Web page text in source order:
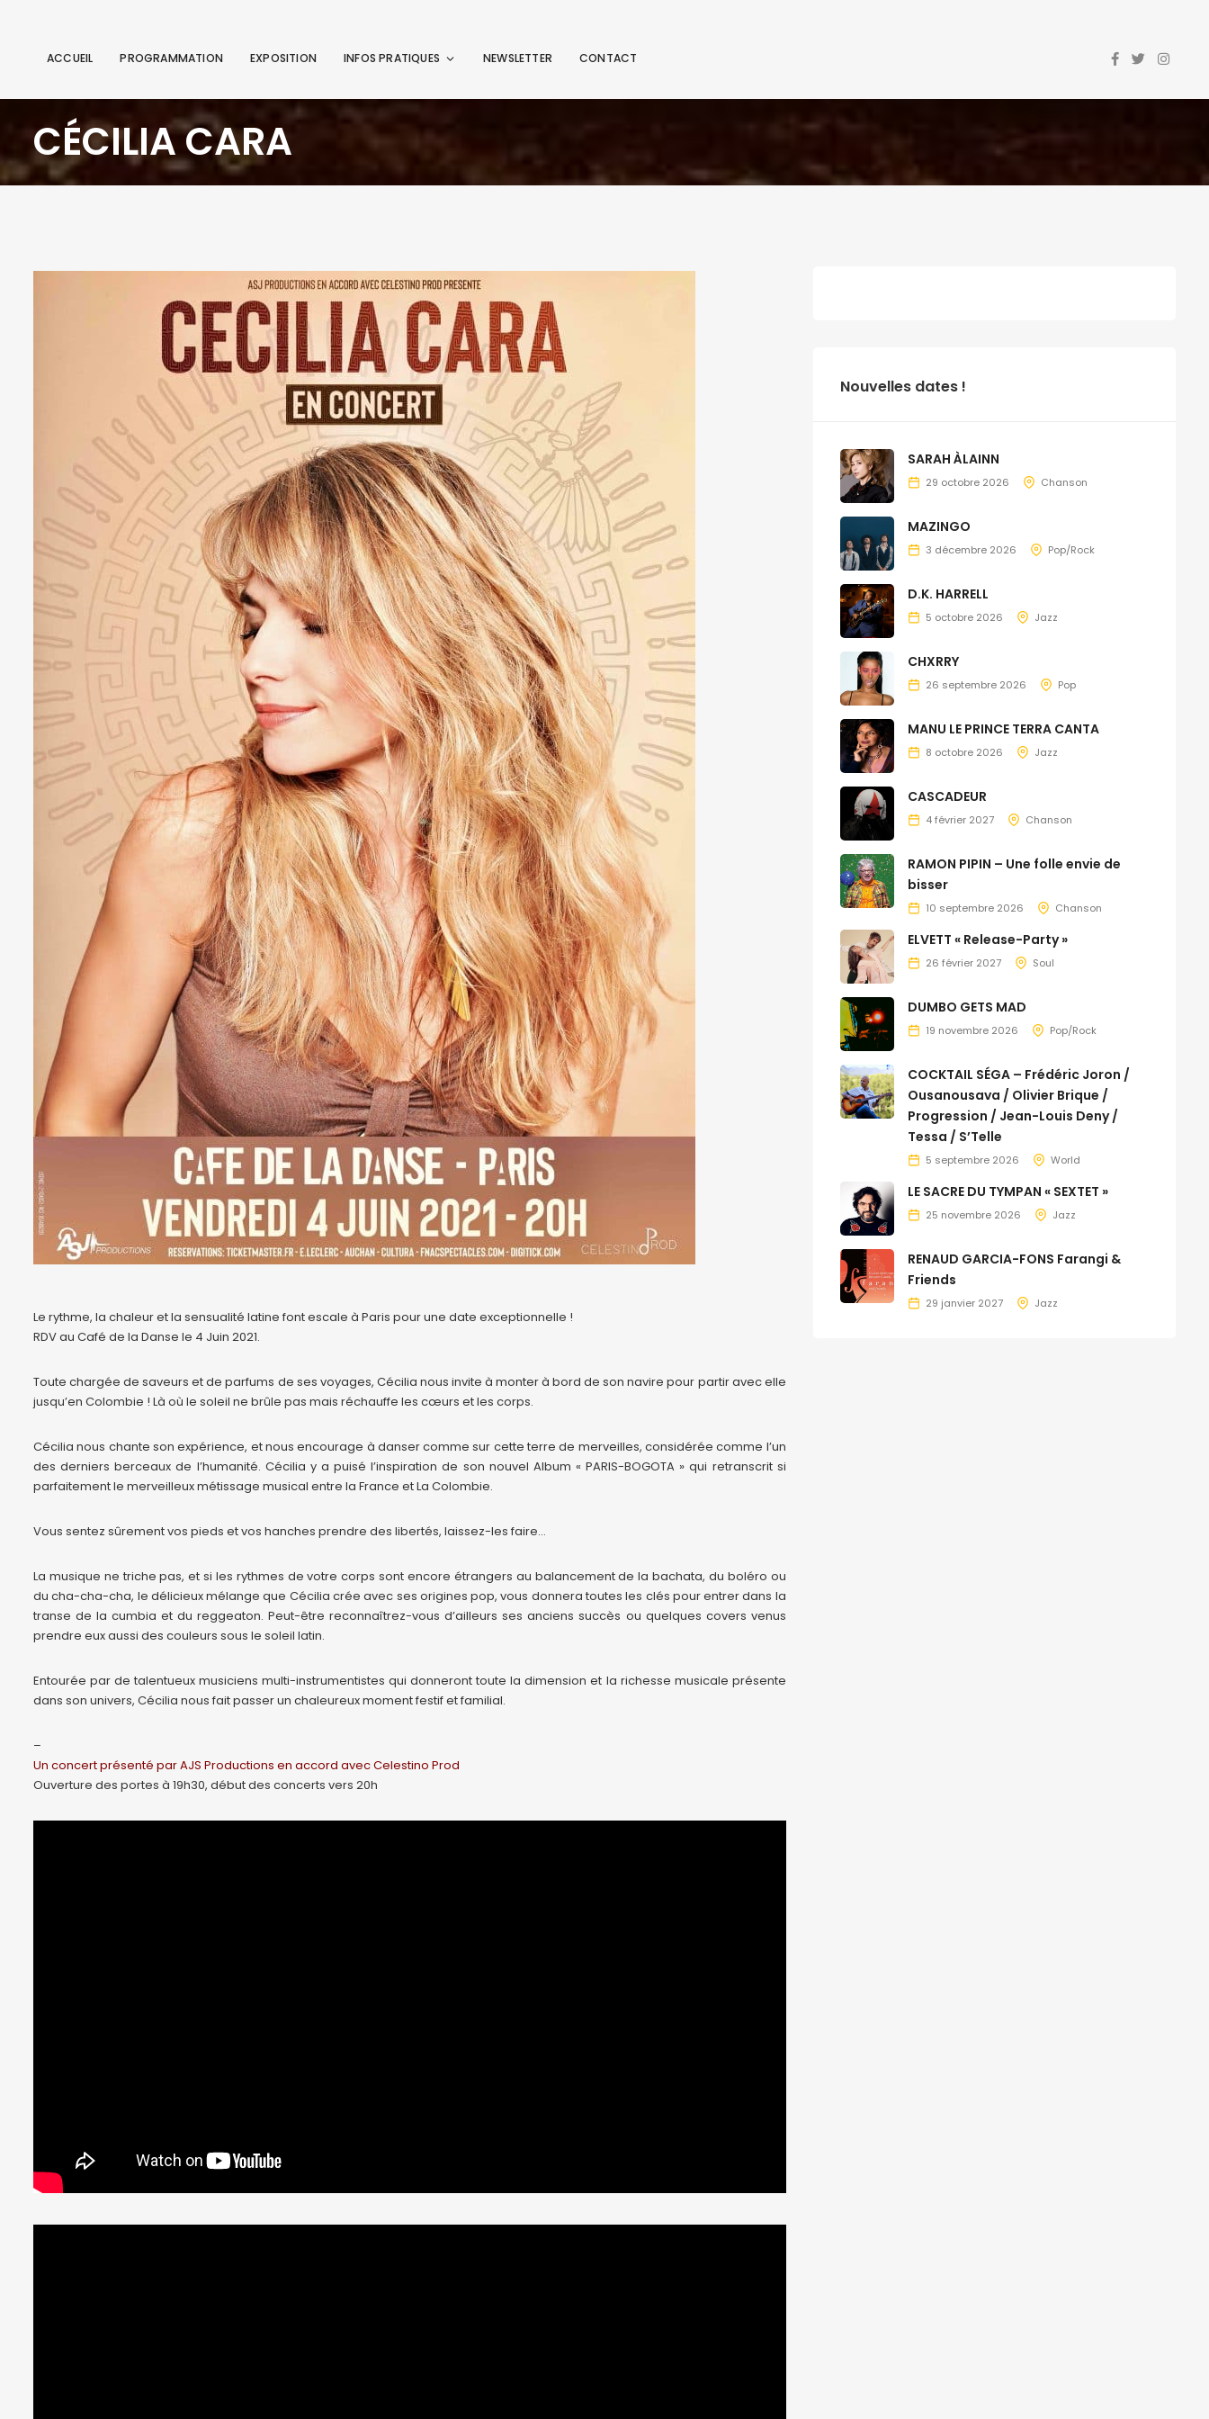
ACCUEIL PROGRAMMATION EXPOSITION INFOS PRATIQUES NEWSLETTER CONTACT
CÉCILIA CARA
Le rythme, la chaleur et la sensualité latine font escale à Paris pour une date exceptionnelle !
RDV au Café de la Danse le 4 Juin 2021.
Toute chargée de saveurs et de parfums de ses voyages, Cécilia nous invite à monter à bord de son navire pour partir avec elle
jusqu’en Colombie ! Là où le soleil ne brûle pas mais réchauffe les cœurs et les corps.
Cécilia nous chante son expérience, et nous encourage à danser comme sur cette terre de merveilles, considérée comme l’un
des derniers berceaux de l’humanité. Cécilia y a puisé l’inspiration de son nouvel Album « PARIS-BOGOTA » qui retranscrit si
parfaitement le merveilleux métissage musical entre la France et La Colombie.
Vous sentez sûrement vos pieds et vos hanches prendre des libertés, laissez-les faire…
La musique ne triche pas, et si les rythmes de votre corps sont encore étrangers au balancement de la bachata, du boléro ou
du cha-cha-cha, le délicieux mélange que Cécilia crée avec ses origines pop, vous donnera toutes les clés pour entrer dans la
transe de la cumbia et du reggeaton. Peut-être reconnaîtrez-vous d’ailleurs ses anciens succès ou quelques covers venus
prendre eux aussi des couleurs sous le soleil latin.
Entourée par de talentueux musiciens multi-instrumentistes qui donneront toute la dimension et la richesse musicale présente
dans son univers, Cécilia nous fait passer un chaleureux moment festif et familial.
–
Un concert présenté par AJS Productions en accord avec Celestino Prod
Ouverture des portes à 19h30, début des concerts vers 20h
Nouvelles dates !
SARAH ÀLAINN
29 octobre 2026 Chanson
MAZINGO
3 décembre 2026 Pop/Rock
D.K. HARRELL
5 octobre 2026 Jazz
CHXRRY
26 septembre 2026 Pop
MANU LE PRINCE TERRA CANTA
8 octobre 2026 Jazz
CASCADEUR
4 février 2027 Chanson
RAMON PIPIN – Une folle envie de
bisser
10 septembre 2026 Chanson
ELVETT « Release-Party »
26 février 2027 Soul
DUMBO GETS MAD
19 novembre 2026 Pop/Rock
COCKTAIL SÉGA – Frédéric Joron /
Ousanousava / Olivier Brique /
Progression / Jean-Louis Deny /
Tessa / S’Telle
5 septembre 2026 World
LE SACRE DU TYMPAN « SEXTET »
25 novembre 2026 Jazz
RENAUD GARCIA-FONS Farangi &
Friends
29 janvier 2027 Jazz